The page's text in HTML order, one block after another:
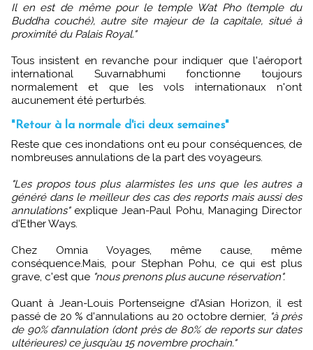
Il en est de même pour le temple Wat Pho (temple du
Buddha couché), autre site majeur de la capitale, situé à
proximité du Palais Royal."
Tous insistent en revanche pour indiquer que l'aéroport
international Suvarnabhumi fonctionne toujours
normalement et que les vols internationaux n'ont
aucunement été perturbés.
"Retour à la normale d'ici deux semaines"
Reste que ces inondations ont eu pour conséquences, de
nombreuses annulations de la part des voyageurs.
"Les propos tous plus alarmistes les uns que les autres a
généré dans le meilleur des cas des reports mais aussi des
annulations"explique Jean-Paul Pohu, Managing Director
d'Ether Ways.
Chez Omnia Voyages, même cause, même
conséquence.Mais, pour Stephan Pohu, ce qui est plus
grave, c'est que "nous prenons plus aucune réservation".
Quant à Jean-Louis Portenseigne d'Asian Horizon, il est
passé de 20 % d'annulations au 20 octobre dernier, "à près
de 90% d’annulation (dont près de 80% de reports sur dates
ultérieures) ce jusqu’au 15 novembre prochain."